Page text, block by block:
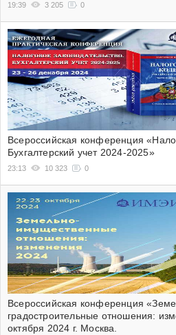
19:39 3 205 0
Всероссийская конференция
Бухгалтерский учет 2024-2025»
23:13 10 323 0
Всероссийская конференция
градостроительные отношения:
октября 2024 г. Москва.